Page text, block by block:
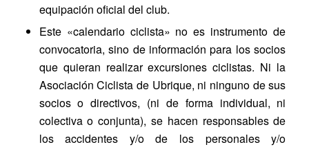
equipación oficial del club.
Este «calendario ciclista» no es instrumento de
convocatoria, sino de información para los socios
que quieran realizar excursiones ciclistas. Ni la
Asociación Ciclista de Ubrique, ni ninguno de sus
socios o directivos, (ni de forma individual, ni
colectiva o conjunta), se hacen responsables de
los accidentes y/o de los personales y/o